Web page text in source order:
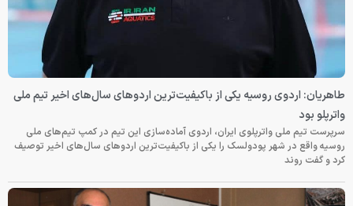
طاهریان: اردوی روسیه یکی از باکیفیت‌ترین اردوهای سال‌های اخیر تیم ملی
واترپلو بود
سرپرست تیم ملی واترپلوی ایران، اردوی آماده‌سازی این تیم در کمپ تیم‌های ملی
روسیه واقع در شهر پودولسک را یکی از باکیفیت‌ترین اردوهای سال‌های اخیر توصیف
کرد و گفت روند